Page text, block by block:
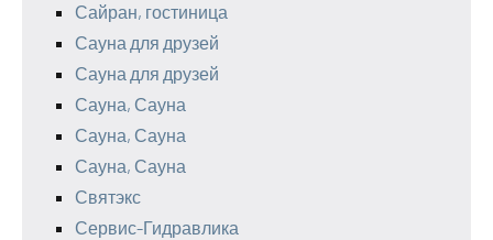
Сайран, гостиница
Сауна для друзей
Сауна для друзей
Сауна, Сауна
Сауна, Сауна
Сауна, Сауна
Святэкс
Сервис-Гидравлика